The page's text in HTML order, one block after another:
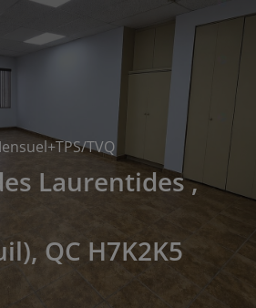
+TPS/TVQ
Laurentides ,
QC H7K2K5